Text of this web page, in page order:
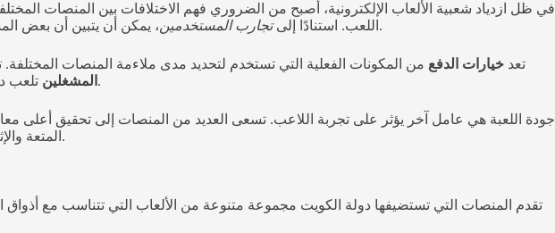
في ظل ازدياد شعبية الألعاب الإلكترونية، أصبح من الضروري فهم الاختلافات بين المنصات
اللعب. استنادًا إلىتجارب المستخدمين ، يمكن أن يتبين أن بعض المشغلين يقدمون إجراءات تسجيل مرنة وسريعة، بينما يتطلب البعض الآخر خطوات إضافية قد لا تكون مريحة للجميع.
تعد خيارات الدفع من المكونات الفعلية التي تستخدم لتحديد مدى ملاءمة المنصات المختلفة.
المشغلين تلعب دورًا حاسمًا في اتخاذ القرار، حيث يسعى اللاعبون دائمًا إلى التأكد من أن أموالهم ومعلوماتهم الشخصية في أيدٍ آمنة.
جودة اللعبة هي عامل آخر يؤثر على تجربة اللاعب. تسعى العديد من المنصات إلى تحقيق أعلى
المتعة المقدمة من قبل المنصات، حيث تعتبر حافزًا مهمًا للاعبين في اختيار وجهتهم المفضلة.
تقدم المنصات التي تستضيفها دولة الكويت مجموعة متنوعة من الألعاب التي تتناسب مع أذواق